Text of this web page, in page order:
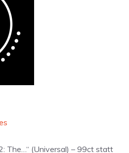
The…“ (Universal) – 99ct statt